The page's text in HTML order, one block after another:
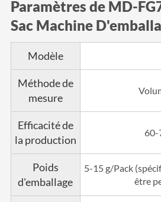
Paramètres de MD-
Sac Machine
Modèle
Méthode de
mesure
Efficacité de
la production
60-
Poids
d'emballage
5-15 g/Pack
être